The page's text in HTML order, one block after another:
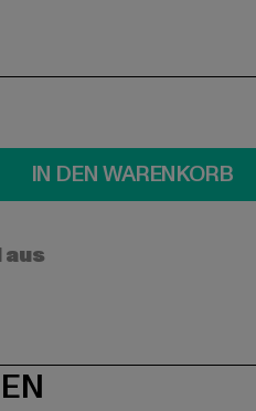
IN DEN WARENKORB